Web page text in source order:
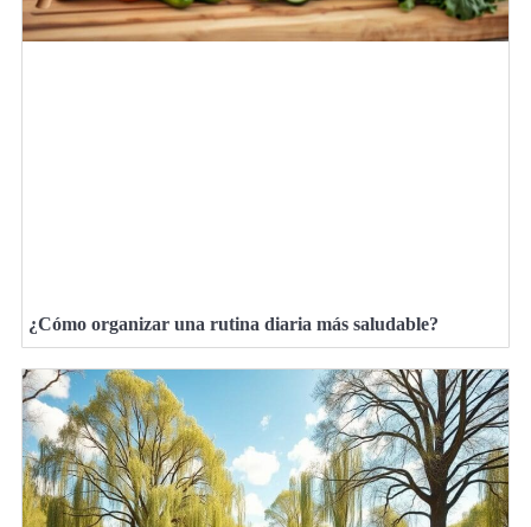
¿Cómo organizar una rutina diaria más saludable?